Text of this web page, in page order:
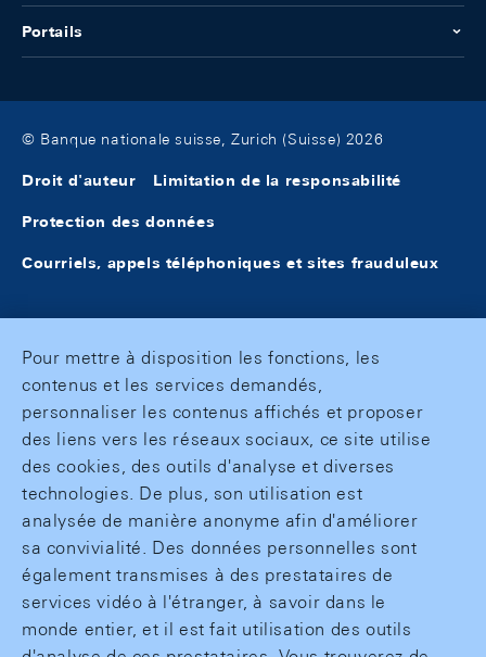
Portails
© Banque nationale suisse, Zurich (Suisse) 2026
Droit d'auteur Limitation de la responsabilité
Protection des données
Courriels, appels téléphoniques et sites frauduleux
Pour mettre à disposition les fonctions, les
contenus et les services demandés,
personnaliser les contenus affichés et proposer
des liens vers les réseaux sociaux, ce site utilise
des cookies, des outils d'analyse et diverses
technologies. De plus, son utilisation est
analysée de manière anonyme afin d'améliorer
sa convivialité. Des données personnelles sont
également transmises à des prestataires de
services vidéo à l'étranger, à savoir dans le
monde entier, et il est fait utilisation des outils